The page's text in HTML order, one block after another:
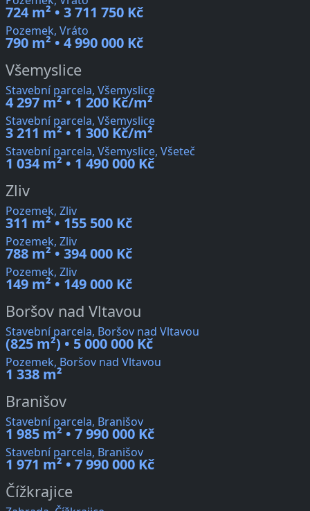
724 m² • 3 711 750 Kč
Pozemek, Vráto
790 m² • 4 990 000 Kč
Všemyslice
Stavební parcela, Všemyslice
4 297 m² • 1 200 Kč/m²
Stavební parcela, Všemyslice
3 211 m² • 1 300 Kč/m²
Stavební parcela, Všemyslice, Všeteč
1 034 m² • 1 490 000 Kč
Zliv
Pozemek, Zliv
311 m² • 155 500 Kč
Pozemek, Zliv
788 m² • 394 000 Kč
Pozemek, Zliv
149 m² • 149 000 Kč
Boršov nad Vltavou
Stavební parcela, Boršov nad Vltavou
(825 m²) • 5 000 000 Kč
Pozemek, Boršov nad Vltavou
1 338 m²
Branišov
Stavební parcela, Branišov
1 985 m² • 7 990 000 Kč
Stavební parcela, Branišov
1 971 m² • 7 990 000 Kč
Čížkrajice